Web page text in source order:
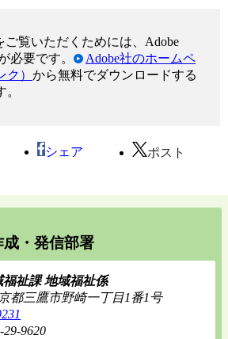
ご覧いただくためには、Adobe
必要です。
Adobe社のホームペ
） から無料でダウンロードする
シェア ポスト
・発信部署
祉課 地域福祉係
都三鷹市野崎一丁目1番1号
9620